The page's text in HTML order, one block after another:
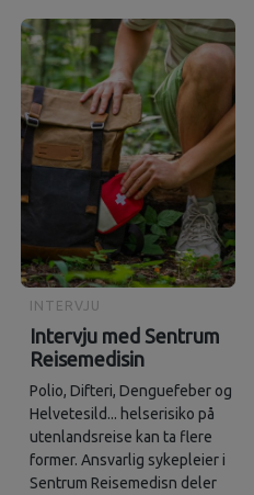
INTERVJU
Intervju med Sentrum
Reisemedisin
Polio, Difteri, Denguefeber og
Helvetesild... helserisiko på
utenlandsreise kan ta flere
former. Ansvarlig sykepleier i
Sentrum Reisemedisn deler